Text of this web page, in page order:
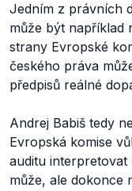
Jedním z právních
může být například
strany Evropské
českého práva
předpisů reálné
Andrej Babiš tedy
Evropská komise
auditu interpretovat
může, ale dokonce